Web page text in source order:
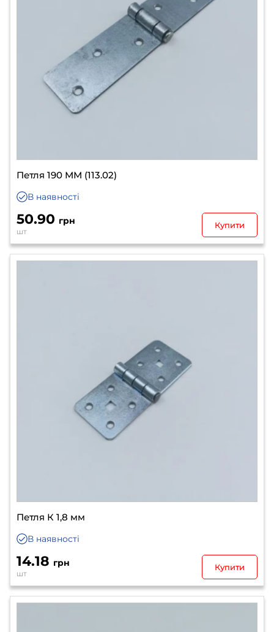
Петля 190 ММ (113.02)
В наявності
50.90 грн
шт
Купити
Петля К 1,8 мм
В наявності
14.18 грн
шт
Купити